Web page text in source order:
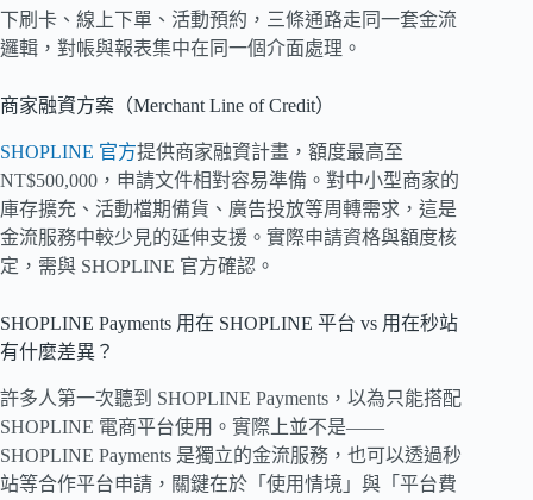
下刷卡、線上下單、活動預約，三條通路走同一套金流
邏輯，對帳與報表集中在同一個介面處理。
商家融資方案（Merchant Line of Credit）
SHOPLINE 官方提供商家融資計畫，額度最高至
NT$500,000，申請文件相對容易準備。對中小型商家的
庫存擴充、活動檔期備貨、廣告投放等周轉需求，這是
金流服務中較少見的延伸支援。實際申請資格與額度核
定，需與 SHOPLINE 官方確認。
SHOPLINE Payments 用在 SHOPLINE 平台 vs 用在秒站
有什麼差異？
許多人第一次聽到 SHOPLINE Payments，以為只能搭配
SHOPLINE 電商平台使用。實際上並不是——
SHOPLINE Payments 是獨立的金流服務，也可以透過秒
站等合作平台申請，關鍵在於「使用情境」與「平台費